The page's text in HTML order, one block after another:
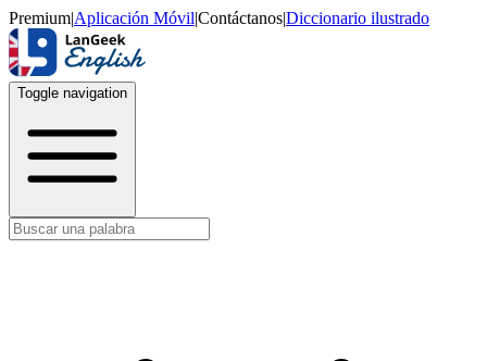
Premium|Aplicación Móvil|Contáctanos|Diccionario ilustrado
Toggle navigation